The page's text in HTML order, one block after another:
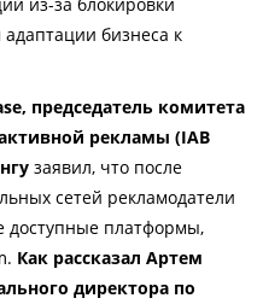
бизнеса к
, председатель комитета
рекламы (IAB
заявил, что после
сетей рекламодатели
доступные платформы,
Как рассказал Артем
директора по